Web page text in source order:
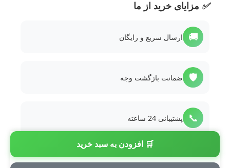
🛒 افزودن به سبد خرید
✅ مزایای خرید از ما
🚚 ارسال سریع و رایگان
🛡️ ضمانت بازگشت وجه
📞 پشتیبانی 24 ساعته
💳 پرداخت امن